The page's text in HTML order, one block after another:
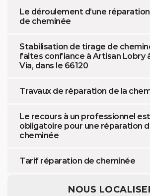
Le déroulement d’une
de cheminée
Stabilisation de tirage de
faites confiance à Artisan Lobry
Via, dans le 66120
Travaux de réparation de la
Le recours à un professionnel est
obligatoire pour une réparation
cheminée
Tarif réparation de cheminée
NOUS